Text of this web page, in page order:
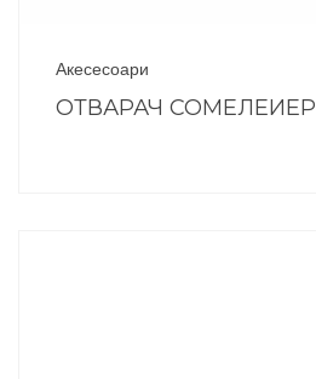
Акесесоари
ОТВАРАЧ СОМЕЛЕИЕР